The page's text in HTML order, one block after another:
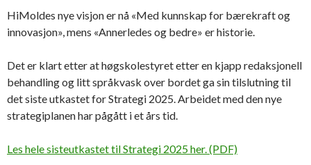
HiMoldes nye visjon er nå «Med kunnskap for bærekraft og
innovasjon», mens «Annerledes og bedre» er historie.
Det er klart etter at høgskolestyret etter en kjapp redaksjonell
behandling og litt språkvask over bordet ga sin tilslutning til
det siste utkastet for Strategi 2025. Arbeidet med den nye
strategiplanen har pågått i et års tid.
Les hele sisteutkastet til Strategi 2025 her. (PDF)